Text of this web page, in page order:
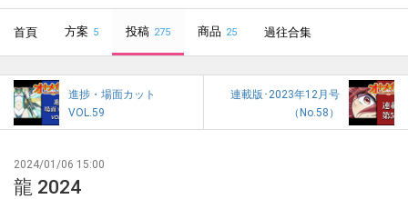
首頁 方案 5 投稿 275 商品 25 過往合集
進捗・場面カット
VOL.59
連載版･2023年12月号
（No.58）
2024/01/06 15:00
龍 2024